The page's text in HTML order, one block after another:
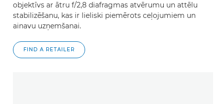
objektīvs ar ātru f/2,8 diafragmas atvērumu un attēlu
stabilizēšanu, kas ir lieliski piemērots ceļojumiem un
ainavu uzņemšanai.
FIND A RETAILER